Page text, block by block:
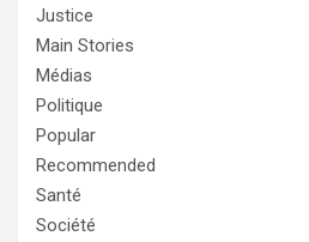
Justice
Main Stories
Médias
Politique
Popular
Recommended
Santé
Société